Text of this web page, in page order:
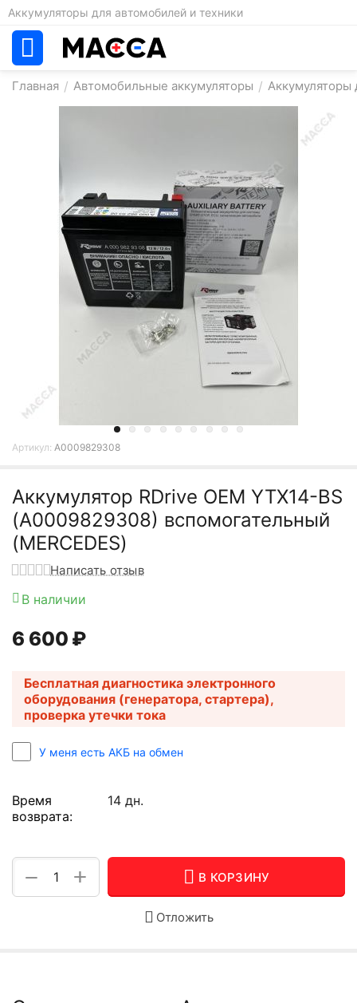
Аккумуляторы для автомобилей и техники
Главная / Автомобильные аккумуляторы / Аккумуляторы
Артикул: A0009829308
Аккумулятор RDrive OEM YTX14-BS
(A0009829308) вспомогательный
(MERCEDES)
Написать отзыв
В наличии
6 600 ₽
Бесплатная диагностика электронного
оборудования (генератора, стартера),
проверка утечки тока
У меня есть АКБ на обмен
Время
возврата:
14 дн.
+
− В КОРЗИНУ
Отложить